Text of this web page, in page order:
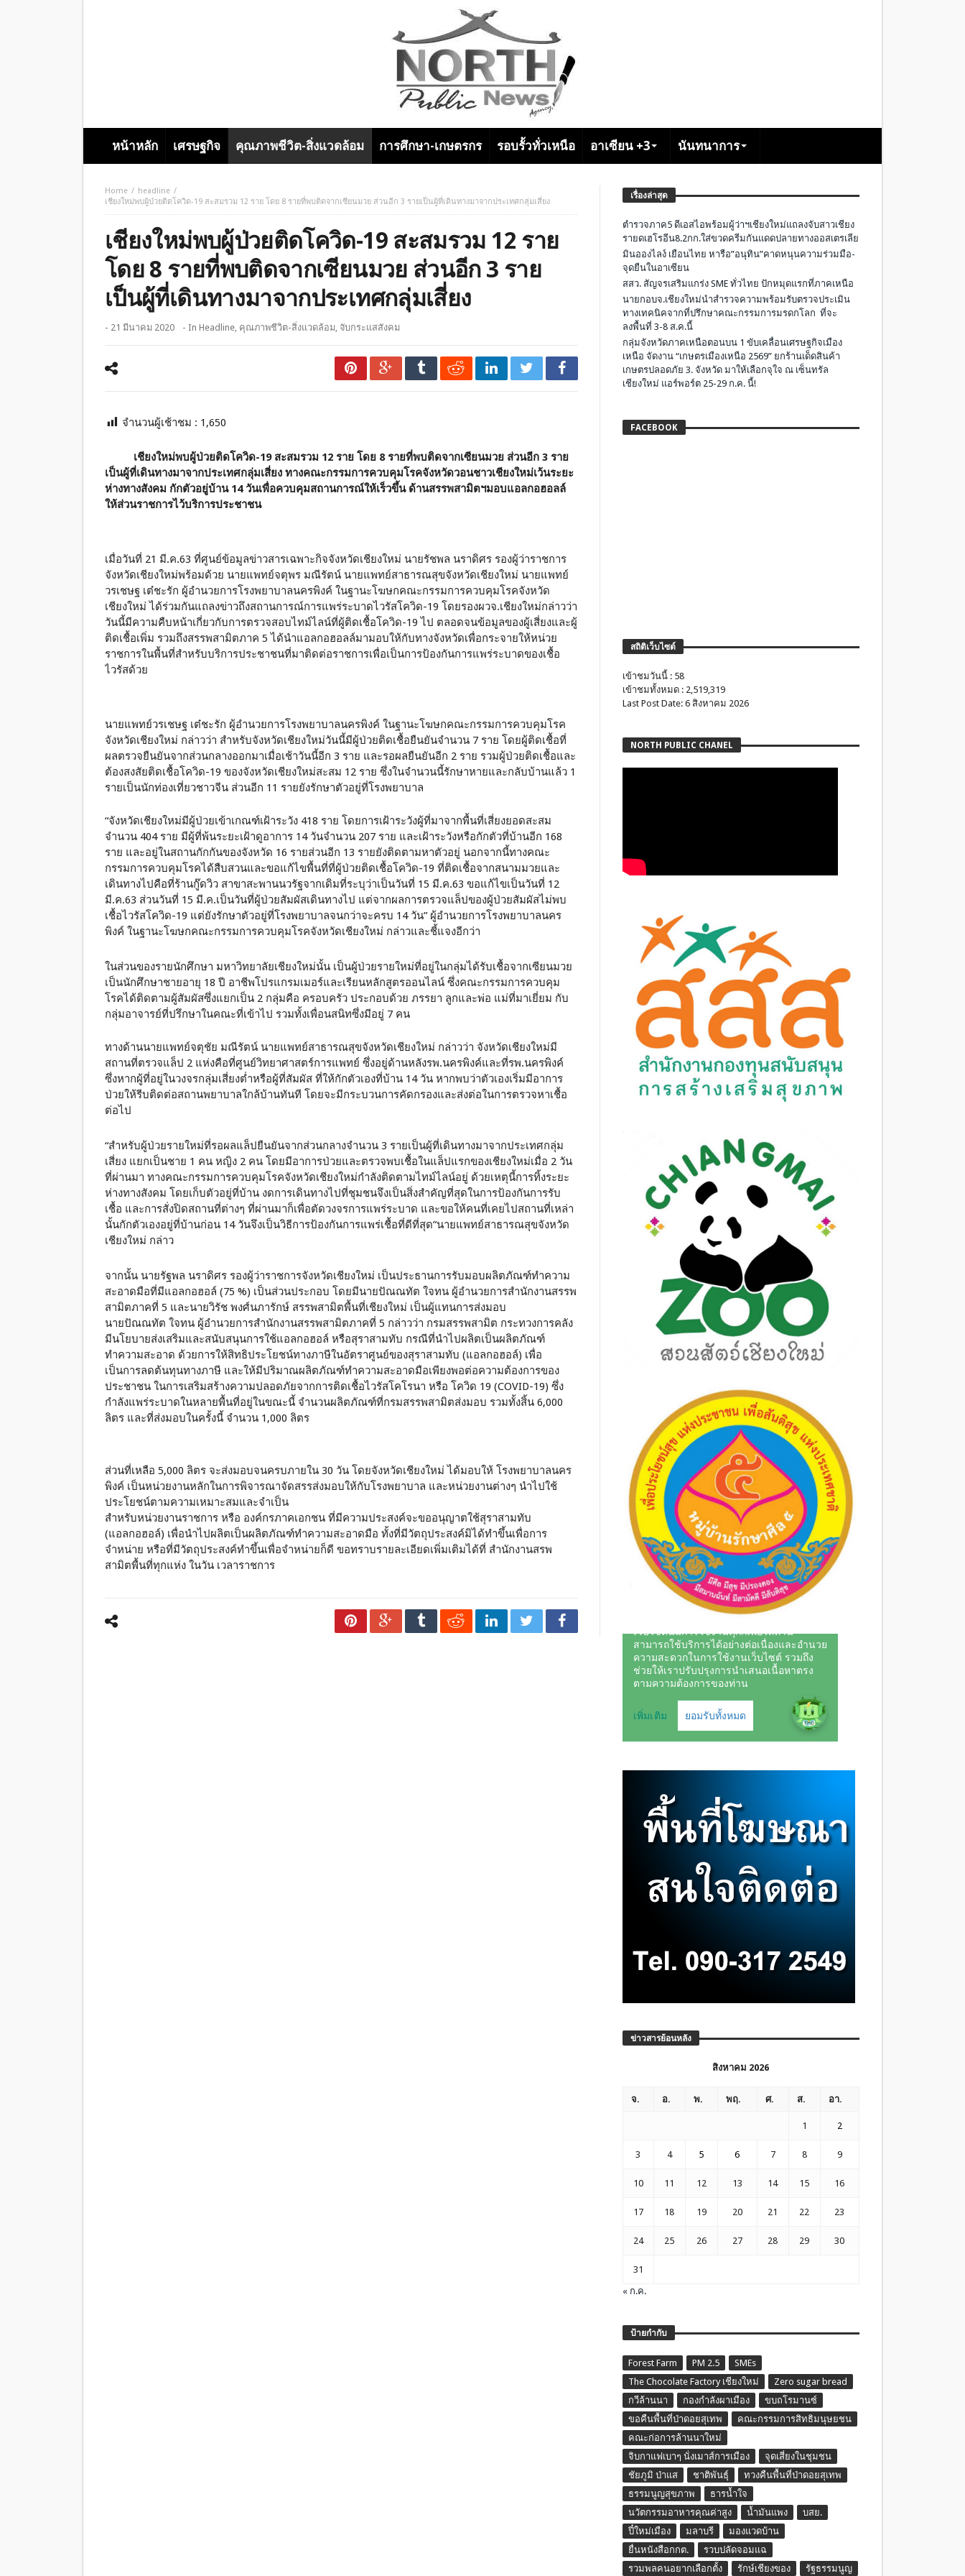
หน้าหลัก เศรษฐกิจ คุณภาพชีวิต-สิ่งแวดล้อม การศึกษา-เกษตรกร รอบรั้วทั่วเหนือ อาเซียน +3 นันทนาการ
Home
headline
เชียงใหม่พบผู้ป่วยติดโควิด-19 สะสมรวม 12 ราย โดย 8 รายที่พบติดจากเซียนมวย ส่วนอีก 3 รายเป็นผู้ที่เดินทางมาจากประเทศกลุ่มเสี่ยง
เชียงใหม่พบผู้ป่วยติดโควิด-19 สะสมรวม 12 ราย
โดย 8 รายที่พบติดจากเซียนมวย ส่วนอีก 3 ราย
เป็นผู้ที่เดินทางมาจากประเทศกลุ่มเสี่ยง
- 21 มีนาคม 2020 - In Headline, คุณภาพชีวิต-สิ่งแวดล้อม, จับกระแสสังคม
จำนวนผู้เช้าชม : 1,650
เชียงใหม่พบผู้ป่วยติดโควิด-19 สะสมรวม 12 ราย โดย 8 รายที่พบติดจากเซียนมวย ส่วนอีก 3 ราย
เป็นผู้ที่เดินทางมาจากประเทศกลุ่มเสี่ยง ทางคณะกรรมการควบคุมโรคจังหวัดวอนชาวเชียงใหม่เว้นระยะ
ห่างทางสังคม กักตัวอยู่บ้าน 14 วันเพื่อควบคุมสถานการณ์ให้เร็วขึ้น ด้านสรรพสามิตฯมอบแอลกอฮอลล์
ให้ส่วนราชการไว้บริการประชาชน
เมื่อวันที่ 21 มี.ค.63 ที่ศูนย์ข้อมูลข่าวสารเฉพาะกิจจังหวัดเชียงใหม่ นายรัชพล นราดิศร รองผู้ว่าราชการ
จังหวัดเชียงใหม่พร้อมด้วย นายแพทย์จตุพร มณีรัตน์ นายแพทย์สาธารณสุขจังหวัดเชียงใหม่ นายแพทย์
วรเชษฐ เต๋ชะรัก ผู้อำนวยการโรงพยาบาลนครพิงค์ ในฐานะโฆษกคณะกรรมการควบคุมโรคจังหวัด
เชียงใหม่ ได้ร่วมกันแถลงข่าวถึงสถานการณ์การแพร่ระบาดไวรัสโควิด-19 โดยรองผวจ.เชียงใหม่กล่าวว่า
วันนี้มีความคืบหน้าเกี่ยวกับการตรวจสอบไทม์ไลน์ที่ผู้ติดเชื้อโควิด-19 ไป ตลอดจนข้อมูลของผู้เสี่ยงและผู้
ติดเชื้อเพิ่ม รวมถึงสรรพสามิตภาค 5 ได้นำแอลกอฮอลล์มามอบให้กับทางจังหวัดเพื่อกระจายให้หน่วย
ราชการในพื้นที่สำหรับบริการประชาชนที่มาติดต่อราชการเพื่อเป็นการป้องกันการแพร่ระบาดของเชื้อ
ไวรัสด้วย
นายแพทย์วรเชษฐ เต๋ชะรัก ผู้อำนวยการโรงพยาบาลนครพิงค์ ในฐานะโฆษกคณะกรรมการควบคุมโรค
จังหวัดเชียงใหม่ กล่าวว่า สำหรับจังหวัดเชียงใหม่วันนี้มีผู้ป่วยติดเชื้อยืนยันจำนวน 7 ราย โดยผู้ติดเชื้อที่
ผลตรวจยืนยันจากส่วนกลางออกมาเมื่อเช้าวันนี้อีก 3 ราย และรอผลยืนยันอีก 2 ราย รวมผู้ป่วยติดเชื้อและ
ต้องสงสัยติดเชื้อโควิด-19 ของจังหวัดเชียงใหม่สะสม 12 ราย ซึ่งในจำนวนนี้รักษาหายและกลับบ้านแล้ว 1
รายเป็นนักท่องเที่ยวชาวจีน ส่วนอีก 11 รายยังรักษาตัวอยู่ที่โรงพยาบาล
“จังหวัดเชียงใหม่มีผู้ป่วยเข้าเกณฑ์เฝ้าระวัง 418 ราย โดยการเฝ้าระวังผู้ที่มาจากพื้นที่เสี่ยงยอดสะสม
จำนวน 404 ราย มีผู้ที่พ้นระยะเฝ้าดูอาการ 14 วันจำนวน 207 ราย และเฝ้าระวังหรือกักตัวที่บ้านอีก 168
ราย และอยู่ในสถานกักกันของจังหวัด 16 รายส่วนอีก 13 รายยังติดตามหาตัวอยู่ นอกจากนี้ทางคณะ
กรรมการควบคุมโรคได้สืบสวนและขอแก้ไขพื้นที่ที่ผู้ป่วยติดเชื้อโควิด-19 ที่ติดเชื้อจากสนามมวยและ
เดินทางไปคือที่ร้านกู๊ดวิว สาขาสะพานนวรัฐจากเดิมที่ระบุว่าเป็นวันที่ 15 มี.ค.63 ขอแก้ไขเป็นวันที่ 12
มี.ค.63 ส่วนวันที่ 15 มี.ค.เป็นวันที่ผู้ป่วยสัมผัสเดินทางไป แต่จากผลการตรวจแล็ปของผู้ป่วยสัมผัสไม่พบ
เชื้อไวรัสโควิด-19 แต่ยังรักษาตัวอยู่ที่โรงพยาบาลจนกว่าจะครบ 14 วัน” ผู้อำนวยการโรงพยาบาลนคร
พิงค์ ในฐานะโฆษกคณะกรรมการควบคุมโรคจังหวัดเชียงใหม่ กล่าวและชี้แจงอีกว่า
ในส่วนของรายนักศึกษา มหาวิทยาลัยเชียงใหม่นั้น เป็นผู้ป่วยรายใหม่ที่อยู่ในกลุ่มได้รับเชื้อจากเซียนมวย
เป็นนักศึกษาชายอายุ 18 ปี อาชีพโปรแกรมเมอร์และเรียนหลักสูตรออนไลน์ ซึ่งคณะกรรมการควบคุม
โรคได้ติดตามผู้สัมผัสซึ่งแยกเป็น 2 กลุ่มคือ ครอบครัว ประกอบด้วย ภรรยา ลูกและพ่อ แม่ที่มาเยี่ยม กับ
กลุ่มอาจารย์ที่ปรึกษาในคณะที่เข้าไป รวมทั้งเพื่อนสนิทซึ่งมีอยู่ 7 คน
ทางด้านนายแพทย์จตุชัย มณีรัตน์ นายแพทย์สาธารณสุขจังหวัดเชียงใหม่ กล่าวว่า จังหวัดเชียงใหม่มี
สถานที่ตรวจแล็ป 2 แห่งคือที่ศูนย์วิทยาศาสตร์การแพทย์ ซึ่งอยู่ด้านหลังรพ.นครพิงค์และที่รพ.นครพิงค์
ซึ่งหากผู้ที่อยู่ในวงจรกลุ่มเสี่ยงต่ำหรือผู้ที่สัมผัส ที่ให้กักตัวเองที่บ้าน 14 วัน หากพบว่าตัวเองเริ่มมีอาการ
ป่วยให้รีบติดต่อสถานพยาบาลใกล้บ้านทันที โดยจะมีกระบวนการคัดกรองและส่งต่อในการตรวจหาเชื้อ
ต่อไป
“สำหรับผู้ป่วยรายใหม่ที่รอผลแล็ปยืนยันจากส่วนกลางจำนวน 3 รายเป็นผู้ที่เดินทางมาจากประเทศกลุ่ม
เสี่ยง แยกเป็นชาย 1 คน หญิง 2 คน โดยมีอาการป่วยและตรวจพบเชื้อในแล็ปแรกของเชียงใหม่เมื่อ 2 วัน
ที่ผ่านมา ทางคณะกรรมการควบคุมโรคจังหวัดเชียงใหม่กำลังติดตามไทม์ไลน์อยู่ ด้วยเหตุนี้การทิ้งระยะ
ห่างทางสังคม โดยเก็บตัวอยู่ที่บ้าน งดการเดินทางไปที่ชุมชนจึงเป็นสิ่งสำคัญที่สุดในการป้องกันการรับ
เชื้อ และการสั่งปิดสถานที่ต่างๆ ที่ผ่านมาก็เพื่อตัดวงจรการแพร่ระบาด และขอให้คนที่เคยไปสถานที่เหล่า
นั้นกักตัวเองอยู่ที่บ้านก่อน 14 วันจึงเป็นวิธีการป้องกันการแพร่เชื้อที่ดีที่สุด”นายแพทย์สาธารณสุขจังหวัด
เชียงใหม่ กล่าว
จากนั้น นายรัฐพล นราดิศร รองผู้ว่าราชการจังหวัดเชียงใหม่ เป็นประธานการรับมอบผลิตภัณฑ์ทำความ
สะอาดมือที่มีแอลกอฮอล์ (75 %) เป็นส่วนประกอบ โดยมีนายปัณณทัต ใจทน ผู้อำนวยการสำนักงานสรรพ
สามิตภาคที่ 5 และนายวิรัช พงศ์นภารักษ์ สรรพสามิตพื้นที่เชียงใหม่ เป็นผู้แทนการส่งมอบ
นายปัณณทัต ใจทน ผู้อำนวยการสำนักงานสรรพสามิตภาคที่ 5 กล่าวว่า กรมสรรพสามิต กระทวงการคลัง
มีนโยบายส่งเสริมและสนับสนุนการใช้แอลกอฮอล์ หรือสุราสามทับ กรณีที่นำไปผลิตเป็นผลิตภัณฑ์
ทำความสะอาด ด้วยการให้สิทธิประโยชน์ทางภาษีในอัตราศูนย์ของสุราสามทับ (แอลกอฮอล์) เพื่อ
เป็นการลดต้นทุนทางภาษี และให้มีปริมาณผลิตภัณฑ์ทำความสะอาดมือเพียงพอต่อความต้องการของ
ประชาชน ในการเสริมสร้างความปลอดภัยจากการติดเชื้อไวรัสโคโรนา หรือ โควิด 19 (COVID-19) ซึ่ง
กำลังแพร่ระบาดในหลายพื้นที่อยู่ในขณะนี้ จำนวนผลิตภัณฑ์ที่กรมสรรพสามิตส่งมอบ รวมทั้งสิ้น 6,000
ลิตร และที่ส่งมอบในครั้งนี้ จำนวน 1,000 ลิตร
ส่วนที่เหลือ 5,000 ลิตร จะส่งมอบจนครบภายใน 30 วัน โดยจังหวัดเชียงใหม่ ได้มอบให้ โรงพยาบาลนคร
พิงค์ เป็นหน่วยงานหลักในการพิจารณาจัดสรรส่งมอบให้กับโรงพยาบาล และหน่วยงานต่างๆ นำไปใช้
ประโยชน์ตามความเหมาะสมและจำเป็น
สำหรับหน่วยงานราชการ หรือ องค์กรภาคเอกชน ที่มีความประสงค์จะขออนุญาตใช้สุราสามทับ
(แอลกอฮอล์) เพื่อนำไปผลิตเป็นผลิตภัณฑ์ทำความสะอาดมือ ทั้งที่มีวัตถุประสงค์มิได้ทำขึ้นเพื่อการ
จำหน่าย หรือที่มีวัตถุประสงค์ทำขึ้นเพื่อจำหน่ายก็ดี ขอทราบรายละเอียดเพิ่มเติมได้ที่ สำนักงานสรพ
สามิตพื้นที่ทุกแห่ง ในวัน เวลาราชการ
เรื่องล่าสุด
ตำรวจภาค5 ดีเอสไอพร้อมผู้ว่าฯเชียงใหม่แถลงจับสาวเชียง
รายดเฮโรอีน8.2กก.ใส่ขวดครีมกันแดดปลายทางออสเตรเลีย
มินอองไลง์ เยือนไทย หารือ”อนุทิน”คาดหนุนความร่วมมือ-
จุดยืนในอาเซียน
สสว. สัญจรเสริมแกร่ง SME ทั่วไทย ปักหมุดแรกที่ภาคเหนือ
นายกอบจ.เชียงใหม่นำสำรวจความพร้อมรับตรวจประเมิน
ทางเทคนิคจากที่ปรึกษาคณะกรรมการมรดกโลก ที่จะ
ลงพื้นที่ 3-8 ส.ค.นี้
กลุ่มจังหวัดภาคเหนือตอนบน 1 ขับเคลื่อนเศรษฐกิจเมือง
เหนือ จัดงาน “เกษตรเมืองเหนือ 2569” ยกร้านเด็ดสินค้า
เกษตรปลอดภัย 3. จังหวัด มาให้เลือกจุใจ ณ เซ็นทรัล
เชียงใหม่ แอร์พอร์ต 25-29 ก.ค. นี้!
FACEBOOK
สถิติเว็บไซต์
เข้าชมวันนี้ : 58
เข้าชมทั้งหมด : 2,519,319
Last Post Date: 6 สิงหาคม 2026
NORTH PUBLIC CHANEL
ข่าวสารย้อนหลัง
สิงหาคม 2026
จ. อ. พ. พฤ. ศ. ส. อา.
1 2
3 4 5 6 7 8 9
10 11 12 13 14 15 16
17 18 19 20 21 22 23
24 25 26 27 28 29 30
31
« ก.ค.
ป้ายกำกับ
Forest Farm PM 2.5
SMEs
The Chocolate Factory เชียงใหม่
Zero sugar bread
กวีล้านนา
กองกำลังผาเมือง
ขบถโรมานซ์
ขอคืนพื้นที่ป่าดอยสุเทพ
คณะกรรมการสิทธิมนุษยชน
คณะก่อการล้านนาใหม่
จิบกาแฟเบาๆ นั่งเมาส์การเมือง
จุดเสี่ยงในชุมชน
ชัยภูมิ ป่าแส
ชาติพันธุ์
ทวงคืนพื้นที่ป่าดอยสุเทพ
ธรรมนูญสุขภาพ
ธารน้ำใจ
นวัตกรรมอาหารคุณค่าสูง
น้ำมันแพง
บสย.
ปี๋ใหม่เมือง
มลาบรี
มองแวดบ้าน
ยื่นหนังสือกกต.
รวบปลัดจอมแฉ
รวมพลคนอยากเลือกตั้ง
รักษ์เชียงของ รัฐธรรมนูญ